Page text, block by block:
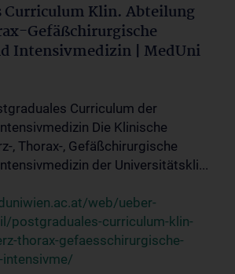
Curriculum Klin. Abteilung
Gefäßchirurgische
Intensivmedizin | MedUni
Curriculum der
Die Klinische
, Thorax-, Gefäßchirurgische
der Universitätskli...
web/ueber-
postgraduales-curriculum-klin-
thorax-gefaesschirurgische-
intensivme/